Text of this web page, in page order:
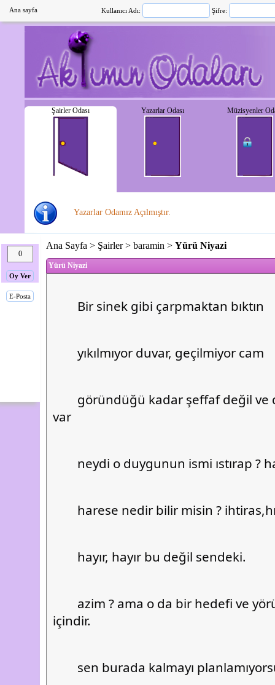
Ana sayfa Kullanıcı Adı: Şifre:
Şairler Odası Yazarlar Odası Müzisyenler
Yazarlar Odamız Açılmıştır.
0
Oy Ver
E-Posta
Ana Sayfa> Şairler> baramin> Yürü Niyazi
Yürü Niyazi
	Bir sinek gibi çarpmaktan bıktın
	yıkılmıyor duvar, geçilmiyor cam
var
neydi o duygunun ismi ıstırap ?
harese nedir bilir misin ?
	hayır, hayır bu değil sendeki.
içindir.
sen burada kalmayı